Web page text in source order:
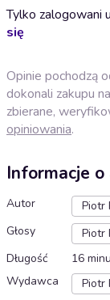
Tylko zalogowani
się
Opinie pochodzą
dokonali zakupu
zbierane,
opiniowania.
Informacje
Autor
Piotr
Głosy
Piotr
Długość
16
Wydawca
Piotr